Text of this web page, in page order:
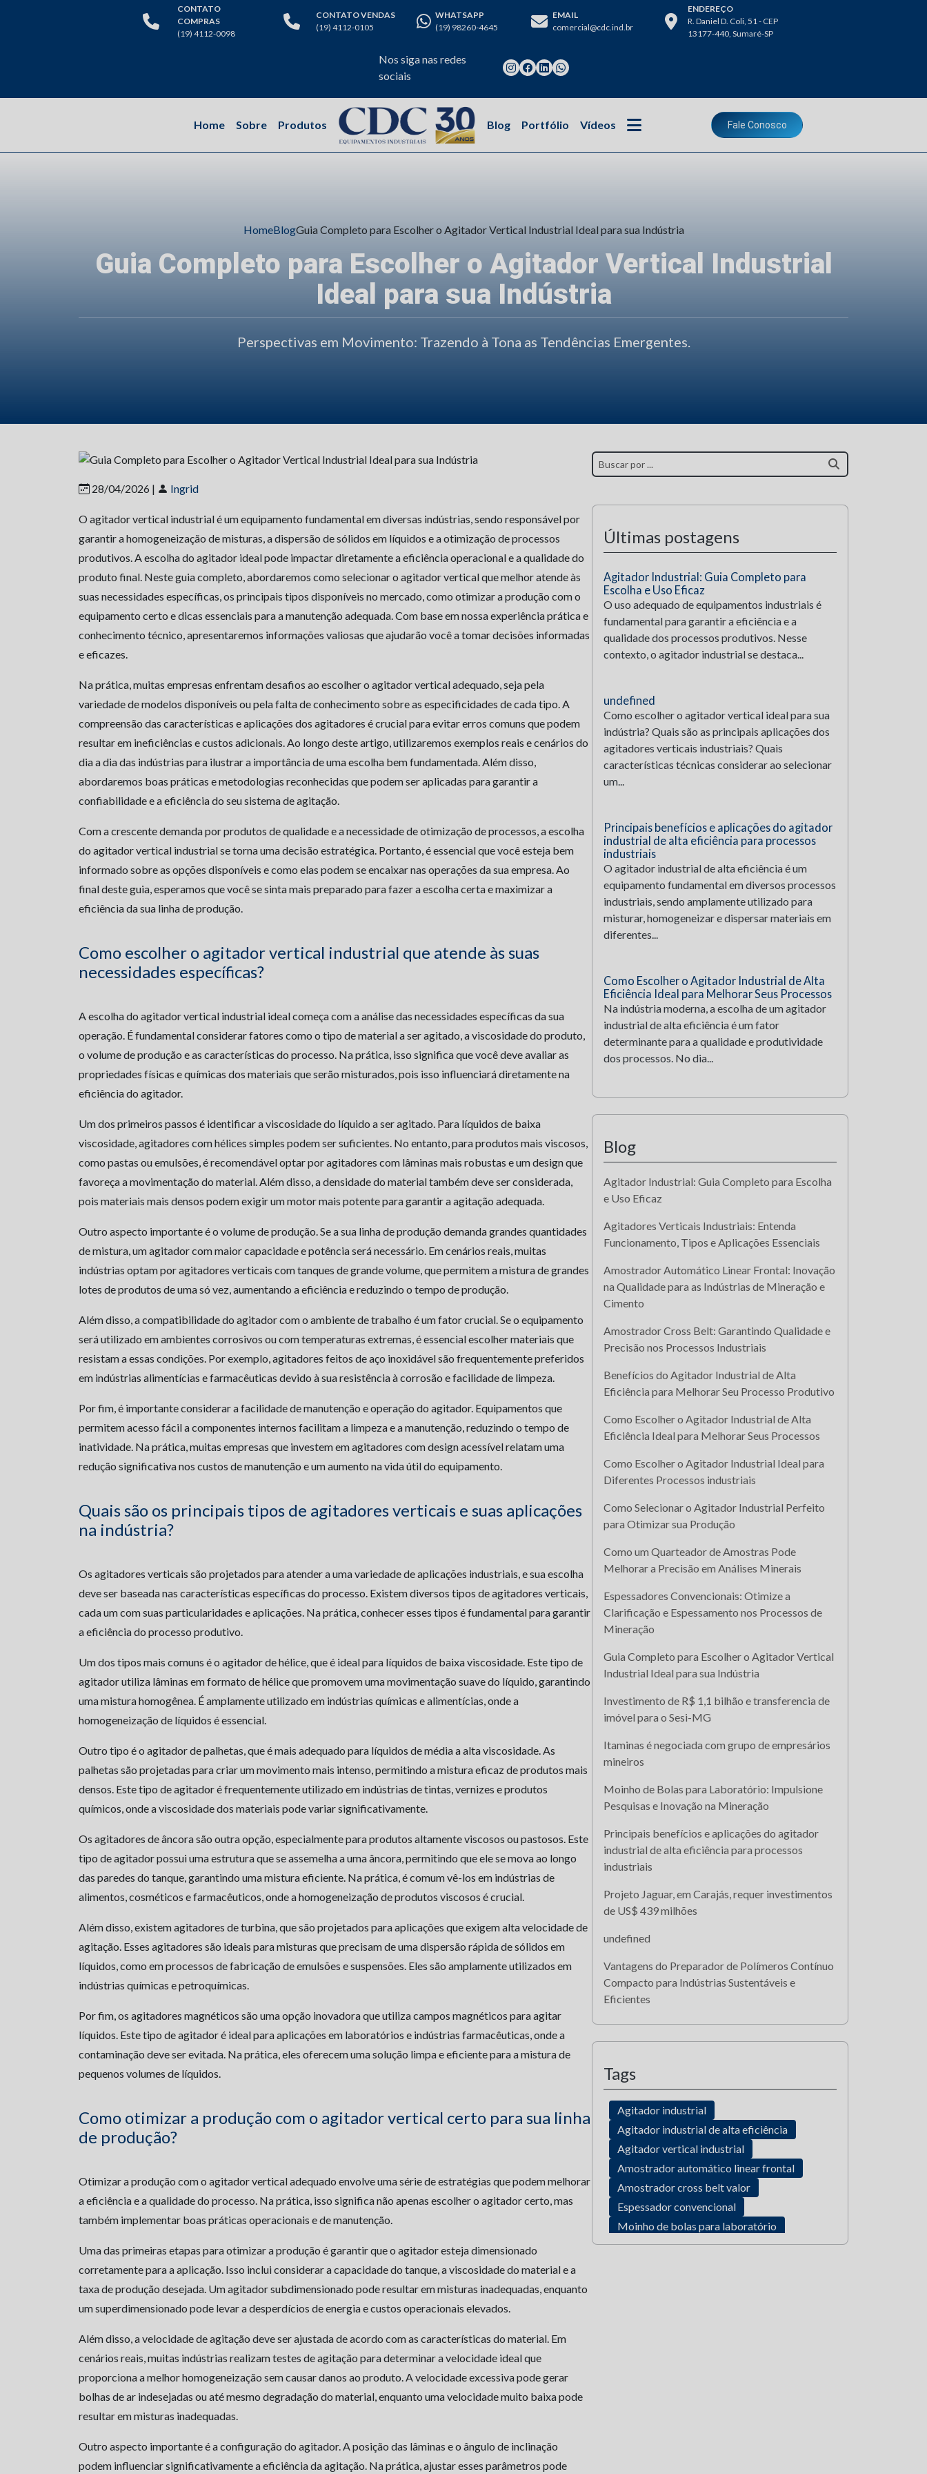
CONTATO
COMPRAS
(19) 4112-0098
CONTATO VENDAS
(19) 4112-0105
WHATSAPP
(19) 98260-4645
EMAIL
comercial@cdc.ind.br
ENDEREÇO
R. Daniel D. Coli, 51 - CEP
13177-440, Sumaré-SP
Nos siga nas redes
sociais
Home Sobre Produtos Blog Portfólio Vídeos Fale Conosco
HomeBlogGuia Completo para Escolher o Agitador Vertical Industrial Ideal para sua Indústria
Guia Completo para Escolher o Agitador Vertical Industrial
Ideal para sua Indústria
Perspectivas em Movimento: Trazendo à Tona as Tendências Emergentes.
28/04/2026 | Ingrid
O agitador vertical industrial é um equipamento fundamental em diversas indústrias, sendo responsável por
garantir a homogeneização de misturas, a dispersão de sólidos em líquidos e a otimização de processos
produtivos. A escolha do agitador ideal pode impactar diretamente a eficiência operacional e a qualidade do
produto final. Neste guia completo, abordaremos como selecionar o agitador vertical que melhor atende às
suas necessidades específicas, os principais tipos disponíveis no mercado, como otimizar a produção com o
equipamento certo e dicas essenciais para a manutenção adequada. Com base em nossa experiência prática e
conhecimento técnico, apresentaremos informações valiosas que ajudarão você a tomar decisões informadas
e eficazes.
Na prática, muitas empresas enfrentam desafios ao escolher o agitador vertical adequado, seja pela
variedade de modelos disponíveis ou pela falta de conhecimento sobre as especificidades de cada tipo. A
compreensão das características e aplicações dos agitadores é crucial para evitar erros comuns que podem
resultar em ineficiências e custos adicionais. Ao longo deste artigo, utilizaremos exemplos reais e cenários do
dia a dia das indústrias para ilustrar a importância de uma escolha bem fundamentada. Além disso,
abordaremos boas práticas e metodologias reconhecidas que podem ser aplicadas para garantir a
confiabilidade e a eficiência do seu sistema de agitação.
Com a crescente demanda por produtos de qualidade e a necessidade de otimização de processos, a escolha
do agitador vertical industrial se torna uma decisão estratégica. Portanto, é essencial que você esteja bem
informado sobre as opções disponíveis e como elas podem se encaixar nas operações da sua empresa. Ao
final deste guia, esperamos que você se sinta mais preparado para fazer a escolha certa e maximizar a
eficiência da sua linha de produção.
Como escolher o agitador vertical industrial que atende às suas
necessidades específicas?
A escolha do agitador vertical industrial ideal começa com a análise das necessidades específicas da sua
operação. É fundamental considerar fatores como o tipo de material a ser agitado, a viscosidade do produto,
o volume de produção e as características do processo. Na prática, isso significa que você deve avaliar as
propriedades físicas e químicas dos materiais que serão misturados, pois isso influenciará diretamente na
eficiência do agitador.
Um dos primeiros passos é identificar a viscosidade do líquido a ser agitado. Para líquidos de baixa
viscosidade, agitadores com hélices simples podem ser suficientes. No entanto, para produtos mais viscosos,
como pastas ou emulsões, é recomendável optar por agitadores com lâminas mais robustas e um design que
favoreça a movimentação do material. Além disso, a densidade do material também deve ser considerada,
pois materiais mais densos podem exigir um motor mais potente para garantir a agitação adequada.
Outro aspecto importante é o volume de produção. Se a sua linha de produção demanda grandes quantidades
de mistura, um agitador com maior capacidade e potência será necessário. Em cenários reais, muitas
indústrias optam por agitadores verticais com tanques de grande volume, que permitem a mistura de grandes
lotes de produtos de uma só vez, aumentando a eficiência e reduzindo o tempo de produção.
Além disso, a compatibilidade do agitador com o ambiente de trabalho é um fator crucial. Se o equipamento
será utilizado em ambientes corrosivos ou com temperaturas extremas, é essencial escolher materiais que
resistam a essas condições. Por exemplo, agitadores feitos de aço inoxidável são frequentemente preferidos
em indústrias alimentícias e farmacêuticas devido à sua resistência à corrosão e facilidade de limpeza.
Por fim, é importante considerar a facilidade de manutenção e operação do agitador. Equipamentos que
permitem acesso fácil a componentes internos facilitam a limpeza e a manutenção, reduzindo o tempo de
inatividade. Na prática, muitas empresas que investem em agitadores com design acessível relatam uma
redução significativa nos custos de manutenção e um aumento na vida útil do equipamento.
Quais são os principais tipos de agitadores verticais e suas aplicações
na indústria?
Os agitadores verticais são projetados para atender a uma variedade de aplicações industriais, e sua escolha
deve ser baseada nas características específicas do processo. Existem diversos tipos de agitadores verticais,
cada um com suas particularidades e aplicações. Na prática, conhecer esses tipos é fundamental para garantir
a eficiência do processo produtivo.
Um dos tipos mais comuns é o agitador de hélice, que é ideal para líquidos de baixa viscosidade. Este tipo de
agitador utiliza lâminas em formato de hélice que promovem uma movimentação suave do líquido, garantindo
uma mistura homogênea. É amplamente utilizado em indústrias químicas e alimentícias, onde a
homogeneização de líquidos é essencial.
Outro tipo é o agitador de palhetas, que é mais adequado para líquidos de média a alta viscosidade. As
palhetas são projetadas para criar um movimento mais intenso, permitindo a mistura eficaz de produtos mais
densos. Este tipo de agitador é frequentemente utilizado em indústrias de tintas, vernizes e produtos
químicos, onde a viscosidade dos materiais pode variar significativamente.
Os agitadores de âncora são outra opção, especialmente para produtos altamente viscosos ou pastosos. Este
tipo de agitador possui uma estrutura que se assemelha a uma âncora, permitindo que ele se mova ao longo
das paredes do tanque, garantindo uma mistura eficiente. Na prática, é comum vê-los em indústrias de
alimentos, cosméticos e farmacêuticos, onde a homogeneização de produtos viscosos é crucial.
Além disso, existem agitadores de turbina, que são projetados para aplicações que exigem alta velocidade de
agitação. Esses agitadores são ideais para misturas que precisam de uma dispersão rápida de sólidos em
líquidos, como em processos de fabricação de emulsões e suspensões. Eles são amplamente utilizados em
indústrias químicas e petroquímicas.
Por fim, os agitadores magnéticos são uma opção inovadora que utiliza campos magnéticos para agitar
líquidos. Este tipo de agitador é ideal para aplicações em laboratórios e indústrias farmacêuticas, onde a
contaminação deve ser evitada. Na prática, eles oferecem uma solução limpa e eficiente para a mistura de
pequenos volumes de líquidos.
Como otimizar a produção com o agitador vertical certo para sua linha
de produção?
Otimizar a produção com o agitador vertical adequado envolve uma série de estratégias que podem melhorar
a eficiência e a qualidade do processo. Na prática, isso significa não apenas escolher o agitador certo, mas
também implementar boas práticas operacionais e de manutenção.
Uma das primeiras etapas para otimizar a produção é garantir que o agitador esteja dimensionado
corretamente para a aplicação. Isso inclui considerar a capacidade do tanque, a viscosidade do material e a
taxa de produção desejada. Um agitador subdimensionado pode resultar em misturas inadequadas, enquanto
um superdimensionado pode levar a desperdícios de energia e custos operacionais elevados.
Além disso, a velocidade de agitação deve ser ajustada de acordo com as características do material. Em
cenários reais, muitas indústrias realizam testes de agitação para determinar a velocidade ideal que
proporciona a melhor homogeneização sem causar danos ao produto. A velocidade excessiva pode gerar
bolhas de ar indesejadas ou até mesmo degradação do material, enquanto uma velocidade muito baixa pode
resultar em misturas inadequadas.
Outro aspecto importante é a configuração do agitador. A posição das lâminas e o ângulo de inclinação
podem influenciar significativamente a eficiência da agitação. Na prática, ajustar esses parâmetros pode
Últimas postagens
Agitador Industrial: Guia Completo para
Escolha e Uso Eficaz
O uso adequado de equipamentos industriais é
fundamental para garantir a eficiência e a
qualidade dos processos produtivos. Nesse
contexto, o agitador industrial se destaca...
undefined
Como escolher o agitador vertical ideal para sua
indústria? Quais são as principais aplicações dos
agitadores verticais industriais? Quais
características técnicas considerar ao selecionar
um...
Principais benefícios e aplicações do agitador
industrial de alta eficiência para processos
industriais
O agitador industrial de alta eficiência é um
equipamento fundamental em diversos processos
industriais, sendo amplamente utilizado para
misturar, homogeneizar e dispersar materiais em
diferentes...
Como Escolher o Agitador Industrial de Alta
Eficiência Ideal para Melhorar Seus Processos
Na indústria moderna, a escolha de um agitador
industrial de alta eficiência é um fator
determinante para a qualidade e produtividade
dos processos. No dia...
Blog
Agitador Industrial: Guia Completo para Escolha
e Uso Eficaz
Agitadores Verticais Industriais: Entenda
Funcionamento, Tipos e Aplicações Essenciais
Amostrador Automático Linear Frontal: Inovação
na Qualidade para as Indústrias de Mineração e
Cimento
Amostrador Cross Belt: Garantindo Qualidade e
Precisão nos Processos Industriais
Benefícios do Agitador Industrial de Alta
Eficiência para Melhorar Seu Processo Produtivo
Como Escolher o Agitador Industrial de Alta
Eficiência Ideal para Melhorar Seus Processos
Como Escolher o Agitador Industrial Ideal para
Diferentes Processos industriais
Como Selecionar o Agitador Industrial Perfeito
para Otimizar sua Produção
Como um Quarteador de Amostras Pode
Melhorar a Precisão em Análises Minerais
Espessadores Convencionais: Otimize a
Clarificação e Espessamento nos Processos de
Mineração
Guia Completo para Escolher o Agitador Vertical
Industrial Ideal para sua Indústria
Investimento de R$ 1,1 bilhão e transferencia de
imóvel para o Sesi-MG
Itaminas é negociada com grupo de empresários
mineiros
Moinho de Bolas para Laboratório: Impulsione
Pesquisas e Inovação na Mineração
Principais benefícios e aplicações do agitador
industrial de alta eficiência para processos
industriais
Projeto Jaguar, em Carajás, requer investimentos
de US$ 439 milhões
undefined
Vantagens do Preparador de Polímeros Contínuo
Compacto para Indústrias Sustentáveis e
Eficientes
Tags
Agitador industrial
Agitador industrial de alta eficiência
Agitador vertical industrial
Amostrador automático linear frontal
Amostrador cross belt valor
Espessador convencional
Moinho de bolas para laboratório
Preparador de polímero contínuo compacto